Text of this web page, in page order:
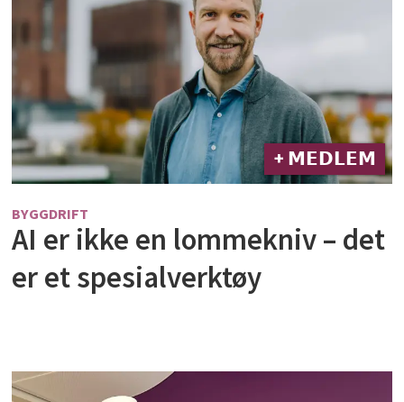
+ 𝗠𝗘𝗗𝗟𝗘𝗠
BYGGDRIFT
AI er ikke en lommekniv – det
er et spesialverktøy